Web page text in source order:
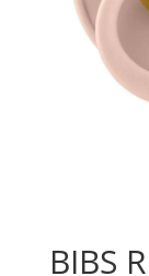
BIBS